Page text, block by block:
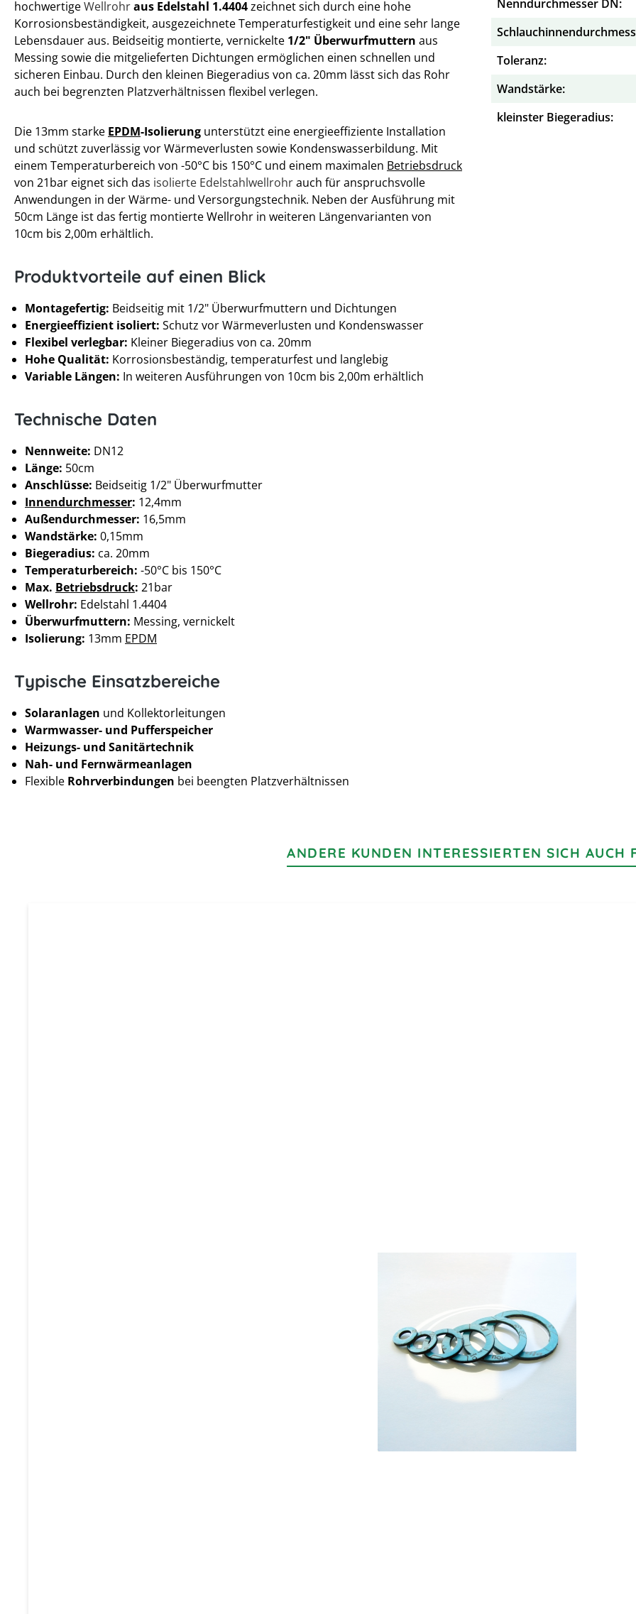
hochwertigeWellrohraus Edelstahl 1.4404zeichnet sich durch eine hohe
Korrosionsbeständigkeit, ausgezeichnete Temperaturfestigkeit und eine sehr lange
Lebensdauer aus. Beidseitig montierte, vernickelte 1/2" Überwurfmuttern aus
Messing sowie die mitgelieferten Dichtungen ermöglichen einen schnellen und
sicheren Einbau. Durch den kleinen Biegeradius von ca. 20mm lässt sich das Rohr
auch bei begrenzten Platzverhältnissen flexibel verlegen.
Die 13mm starke EPDM-Isolierung unterstützt eine energieeffiziente Installation
und schützt zuverlässig vor Wärmeverlusten sowie Kondenswasserbildung. Mit
einem Temperaturbereich von -50°C bis 150°C und einem maximalen Betriebsdruck
von 21bar eignet sich das isolierte Edelstahlwellrohrauch für anspruchsvolle
Anwendungen in der Wärme- und Versorgungstechnik. Neben der Ausführung mit
50cm Länge ist das fertig montierte Wellrohr in weiteren Längenvarianten von
10cm bis 2,00m erhältlich.
Produktvorteile auf einen Blick
Montagefertig: Beidseitig mit 1/2" Überwurfmuttern und Dichtungen
Energieeffizient isoliert: Schutz vor Wärmeverlusten und Kondenswasser
Flexibel verlegbar: Kleiner Biegeradius von ca. 20mm
Hohe Qualität: Korrosionsbeständig, temperaturfest und langlebig
Variable Längen: In weiteren Ausführungen von 10cm bis 2,00m erhältlich
Technische Daten
Nennweite: DN12
Länge: 50cm
Anschlüsse: Beidseitig 1/2" Überwurfmutter
Innendurchmesser: 12,4mm
Außendurchmesser: 16,5mm
Wandstärke: 0,15mm
Biegeradius: ca. 20mm
Temperaturbereich: -50°C bis 150°C
Max. Betriebsdruck: 21bar
Wellrohr: Edelstahl 1.4404
Überwurfmuttern: Messing, vernickelt
Isolierung: 13mm EPDM
Typische Einsatzbereiche
Solaranlagen und Kollektorleitungen
Warmwasser- und Pufferspeicher
Heizungs- und Sanitärtechnik
Nah- und Fernwärmeanlagen
Flexible Rohrverbindungen bei beengten Platzverhältnissen
Nenndurchmesser DN:
Toleranz:
Wandstärke:
kleinster Biegeradius:
ANDERE KUNDEN INTERESSIERTEN SICH AUCH